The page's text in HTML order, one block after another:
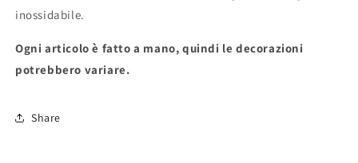
inossidabile.
Ogni articolo è fatto a mano, quindi le decorazioni
potrebbero variare.
Share